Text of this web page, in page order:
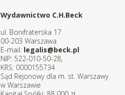
Wydawnictwo C.H.Beck
ul. Bonifraterska 17
00-203 Warszawa
E-mail: legalis@beck.pl
NIP: 522-010-50-28,
KRS: 0000155734
Sąd Rejonowy dla m. st. Warszawy
w Warszawie